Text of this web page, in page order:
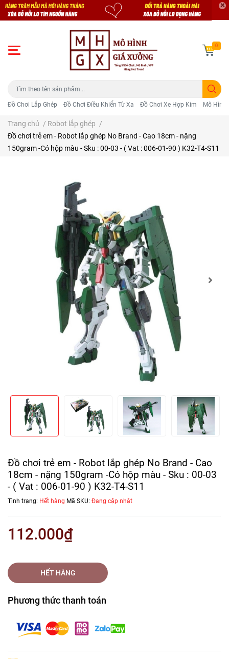
Đồ Chơi Lắp Ghép Đồ Chơi Điều Khiển Từ Xa Đồ Chơi Xe Hợp Kim Mô Hình
0
Trang chủ / Robot lắp ghép /
Đồ chơi trẻ em - Robot lắp ghép No Brand - Cao 18cm - nặng
150gram -Có hộp màu - Sku : 00-03 - ( Vat : 006-01-90 ) K32-T4-S11
Đồ chơi trẻ em - Robot lắp ghép No Brand - Cao
18cm - nặng 150gram -Có hộp màu - Sku : 00-03
- ( Vat : 006-01-90 ) K32-T4-S11
Tình trạng: Hết hàng Mã SKU: Đang cập nhật
112.000₫
HẾT HÀNG
Phương thức thanh toán